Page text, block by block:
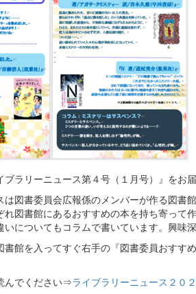
ラリーニュース第４号（１月号）』をお届
は図書委員会広報係のメンバーが作る図書
れ図書館にあるおすすめの本を持ち寄って
いについてもコラムで書いています。興味深
書館を入ってすぐ右手の『図書委員おすす
んでください⇒ライブラリーニュース２０